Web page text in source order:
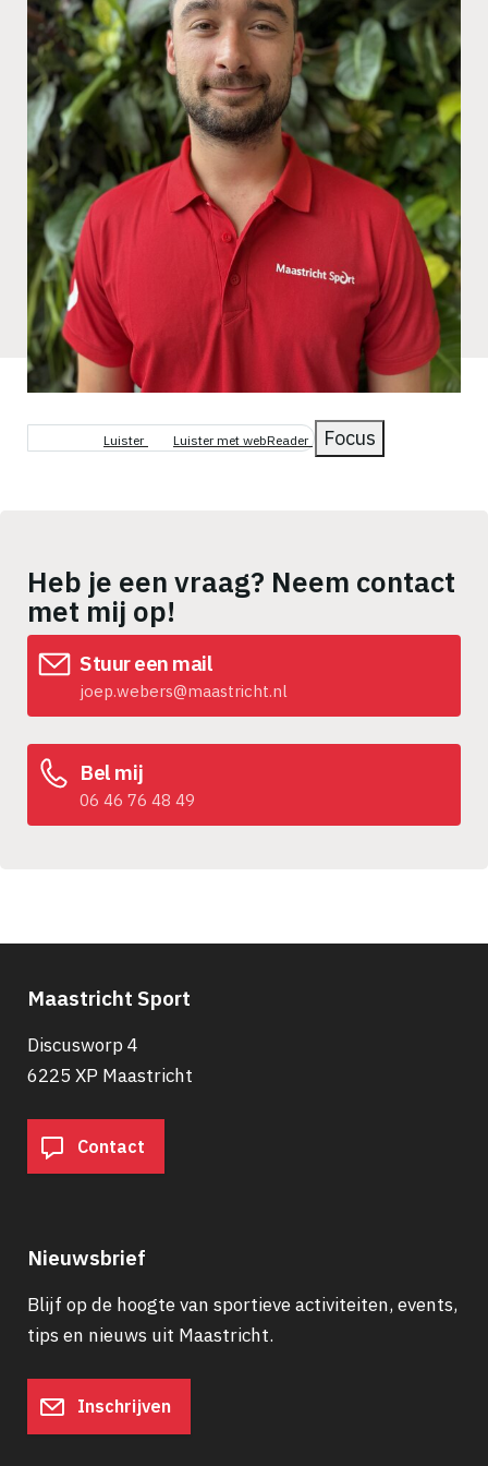
Luister Luister met webReader Focus
Heb je een vraag? Neem contact
met mij op!
Stuur een mail
joep.webers@maastricht.nl
Bel mij
06 46 76 48 49
Maastricht Sport
Discusworp 4
6225 XP Maastricht
Contact
Nieuwsbrief
Blijf op de hoogte van sportieve activiteiten, events,
tips en nieuws uit Maastricht.
Inschrijven